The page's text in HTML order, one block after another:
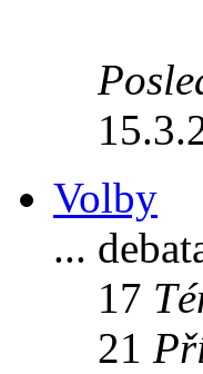
Volby
...
17
21